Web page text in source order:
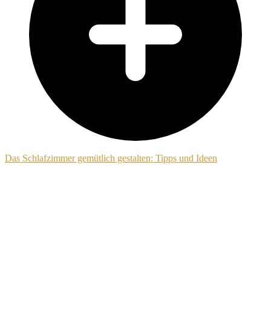
Das Schlafzimmer gemütlich gestalten: Tipps und Ideen